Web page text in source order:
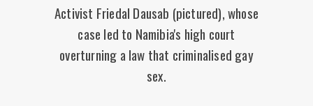
Activist Friedal Dausab (pictured), whose
case led to Namibia's high court
overturning a law that criminalised gay
sex.